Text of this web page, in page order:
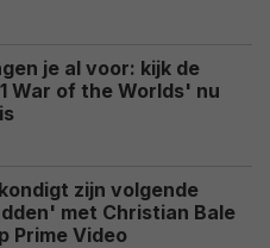
je al voor: kijk de
War of the Worlds' nu
zijn volgende
met Christian Bale
Prime Video